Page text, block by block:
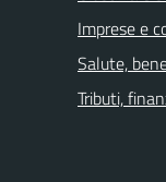
Imprese e
Salute,
Tributi,